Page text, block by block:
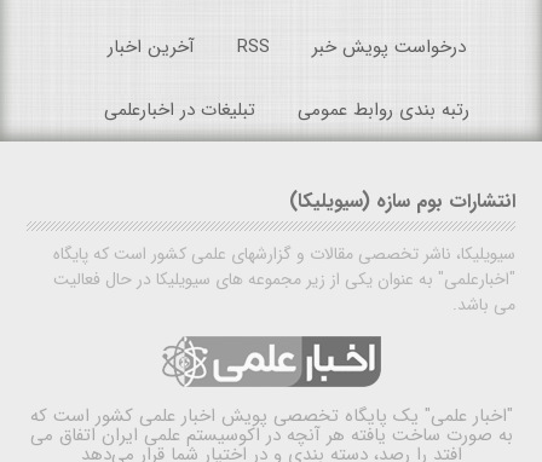
درخواست پویش خبر RSS آخرین اخبار
رتبه بندی روابط عمومی تبلیغات در اخبارعلمی
انتشارات بوم سازه (سیویلیکا)
سیویلیکا، ناشر تخصصی مقالات و گزارشهای علمی کشور است که پایگاه
"اخبارعلمی" به عنوان یکی از زیر مجموعه های سیویلیکا در حال فعالیت
می باشد.
"اخبار علمی" یک پایگاه تخصصی پویش اخبار علمی کشور است که
به صورت ساخت یافته هر آنچه در اکوسیستم علمی ایران اتفاق می
افتد را رصد، دسته بندی و در اختیار شما قرار می‌دهد